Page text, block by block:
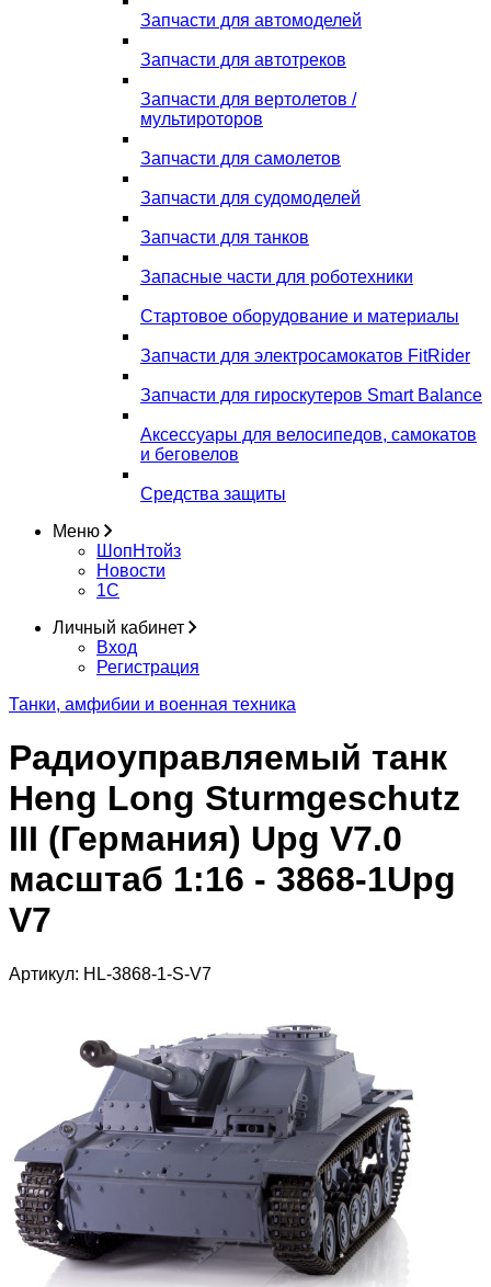
Запчасти для автомоделей
Запчасти для автотреков
Запчасти для вертолетов /
мультироторов
Запчасти для самолетов
Запчасти для судомоделей
Запчасти для танков
Запасные части для роботехники
Стартовое оборудование и материалы
Запчасти для электросамокатов FitRider
Запчасти для гироскутеров Smart Balance
Аксессуары для велосипедов, самокатов
и беговелов
Средства защиты
Меню
ШопНтойз
Новости
1C
Личный кабинет
Вход
Регистрация
Танки, амфибии и военная техника
Радиоуправляемый танк
Heng Long Sturmgeschutz
III (Германия) Upg V7.0
масштаб 1:16 - 3868-1Upg
V7
Артикул: HL-3868-1-S-V7